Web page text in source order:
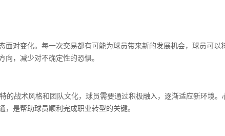
对变化。每一次交易都有可能为球员带来新的发展机会，球员可以
，减少对不确定性的恐惧。
战术风格和团队文化，球员需要通过积极融入，逐渐适应新环境。
是帮助球员顺利完成职业转型的关键。